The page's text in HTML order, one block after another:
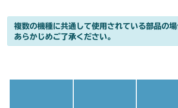
複数の機種に共通して使用されている部品の
あらかじめご了承ください。